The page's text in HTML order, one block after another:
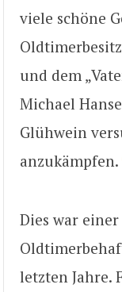
viele schöne
und dem
Michael
Glühwein
anzukämpfen.
Dies war
letzten Jahre.